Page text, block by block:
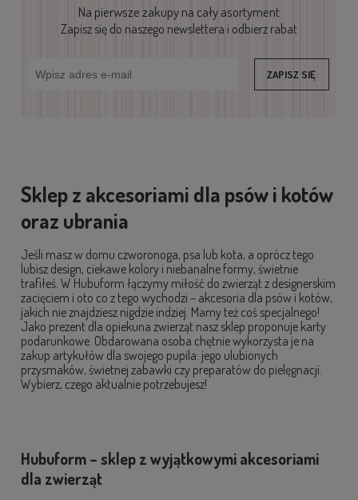
Na pierwsze zakupyna cały asortyment
Zapisz się do naszego newslettera i odbierz rabat
ZAPISZ SIĘ
Sklep z akcesoriami dla psów i kotów
oraz ubrania
Jeśli masz w domu czworonoga, psa lub kota, a oprócz tego
lubisz design, ciekawe kolory i niebanalne formy, świetnie
trafiłeś. W Hubuform łączymy miłość do zwierząt z designerskim
zacięciem i oto co z tego wychodzi – akcesoria dla psów i kotów,
jakich nie znajdziesz nigdzie indziej. Mamy też coś specjalnego!
Jako prezent dla opiekuna zwierząt nasz sklep proponuje karty
podarunkowe. Obdarowana osoba chętnie wykorzysta je na
zakup artykułów dla swojego pupila: jego ulubionych
przysmaków, świetnej zabawki czy preparatów do pielęgnacji.
Wybierz, czego aktualnie potrzebujesz!
Hubuform – sklep z wyjątkowymi akcesoriami
dla zwierząt